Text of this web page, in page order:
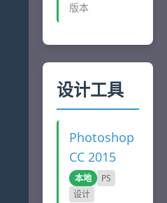
版本
设计工具
Photoshop
CC 2015
本地
PS
设计